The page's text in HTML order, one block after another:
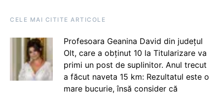
CELE MAI CITITE ARTICOLE
Profesoara Geanina David din județul
Olt, care a obținut 10 la Titularizare va
primi un post de suplinitor. Anul trecut
a făcut naveta 15 km: Rezultatul este o
mare bucurie, însă consider că